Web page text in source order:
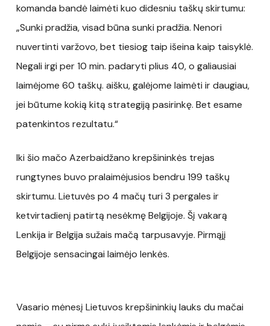
komanda bandė laimėti kuo didesniu taškų skirtumu:
„Sunki pradžia, visad būna sunki pradžia. Nenori
nuvertinti varžovo, bet tiesiog taip išeina kaip taisyklė.
Negali irgi per 10 min. padaryti plius 40, o galiausiai
laimėjome 60 taškų. aišku, galėjome laimėti ir daugiau,
jei būtume kokią kitą strategiją pasirinkę. Bet esame
patenkintos rezultatu.“
Iki šio mačo Azerbaidžano krepšininkės trejas
rungtynes buvo pralaimėjusios bendru 199 taškų
skirtumu. Lietuvės po 4 mačų turi 3 pergales ir
ketvirtadienį patirtą nesėkmę Belgijoje. Šį vakarą
Lenkija ir Belgija sužais mačą tarpusavyje. Pirmąjį
Belgijoje sensacingai laimėjo lenkės.
Vasario mėnesį Lietuvos krepšininkių lauks du mačai